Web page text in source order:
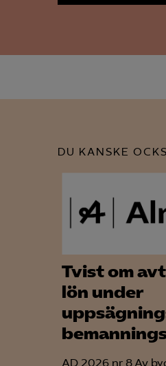
DU KANSKE
Tvist om
lön under
AD 2026 nr 8 Av